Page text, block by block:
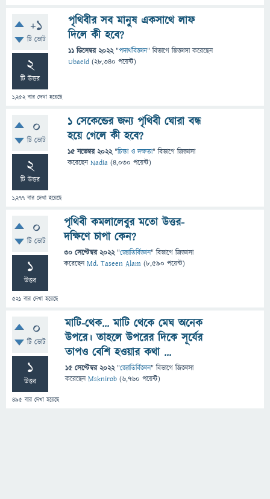
+1
টি ভোট
2
টি উত্তর
1,252বার দেখা হয়েছে
পৃথিবীর সব মানুষ একসাথে লাফ
দিলে কী হবে?
11 ডিসেম্বর 2022 "পদার্থবিজ্ঞান" বিভাগে জিজ্ঞাসাকরেছেন
Ubaeid (28,340 পয়েন্ট)
0
টি ভোট
2
টি উত্তর
1,277 বার দেখা হয়েছে
১ সেকেন্ডের জন্য পৃথিবী ঘোরা বন্ধ
হয়ে গেলে কী হবে?
15 নভেম্বর 2022 "চিন্তা ও দক্ষতা" বিভাগে জিজ্ঞাসা
করেছেনNadia (4,030 পয়েন্ট)
0
টি ভোট
1
উত্তর
521 বার দেখা হয়েছে
পৃথিবী কমলালেবুর মতো উত্তর-
দক্ষিণে চাপা কেন?
30 সেপ্টেম্বর 2022 "জ্যোতির্বিজ্ঞান" বিভাগে জিজ্ঞাসা
করেছেনMd. Taseen Alam (8,590 পয়েন্ট)
0
টি ভোট
1
উত্তর
495 বার দেখা হয়েছে
মাটি-থেক... মাটি থেকে মেঘ অনেক
উপরে। তাহলে উপরের দিকে সূর্যের
তাপও বেশি হওয়ার কথা ...
15 সেপ্টেম্বর 2022 "জ্যোতির্বিজ্ঞান" বিভাগে জিজ্ঞাসা
করেছেনMsknirob (6,760 পয়েন্ট)